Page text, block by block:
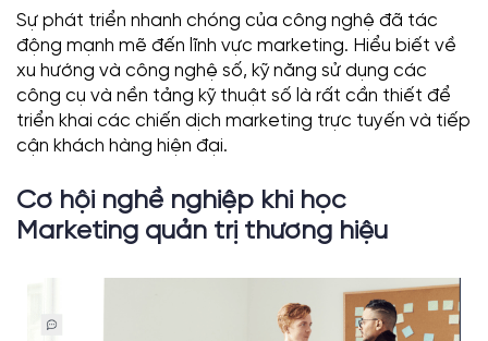
Sự phát triển nhanh chóng của công nghệ đã tác
động mạnh mẽ đến lĩnh vực marketing. Hiểu biết về
xu hướng và công nghệ số, kỹ năng sử dụng các
công cụ và nền tảng kỹ thuật số là rất cần thiết để
triển khai các chiến dịch marketing trực tuyến và tiếp
cận khách hàng hiện đại.
Cơ hội nghề nghiệp khi học
Marketing quản trị thương hiệu